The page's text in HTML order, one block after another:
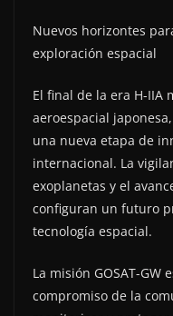
Nuevos horizontes
exploración espacial
El final de la era H-IIA
aeroespacial
una nueva etapa de
internacional. La
exoplanetas y el
configuran un futuro
tecnología espacial.
La misión GOSAT-GW
compromiso de la